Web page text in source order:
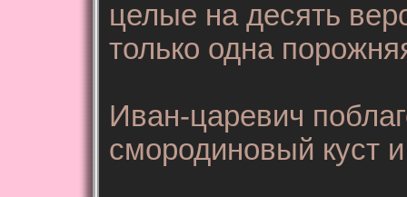
целые на десять
только одна
Иван-царевич
смородиновый куст